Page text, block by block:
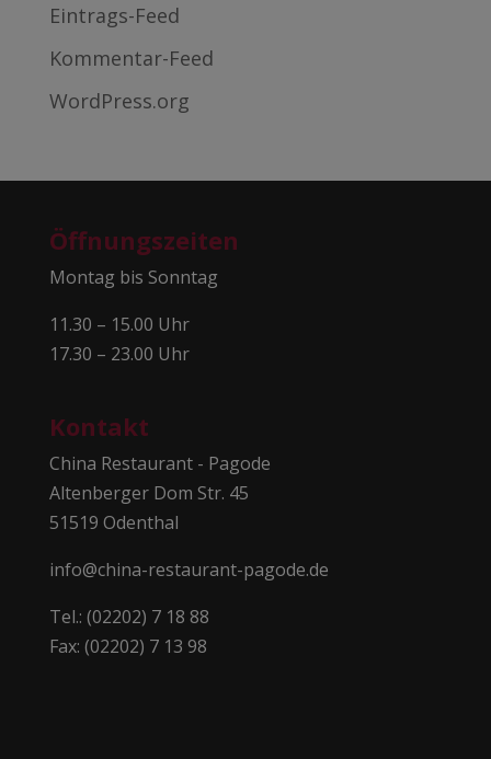
Eintrags-Feed
Kommentar-Feed
WordPress.org
Öffnungszeiten
Montag bis Sonntag
11.30 – 15.00 Uhr
17.30 – 23.00 Uhr
Kontakt
China Restaurant - Pagode
Altenberger Dom Str. 45
51519 Odenthal
info@china-restaurant-pagode.de
Tel.: (02202) 7 18 88
Fax: (02202) 7 13 98